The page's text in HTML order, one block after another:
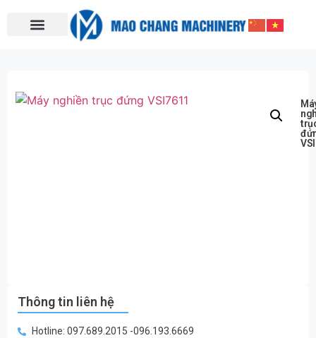
Thông tin liên hệ
Hotline: 097.689.2015 -096.193.6669